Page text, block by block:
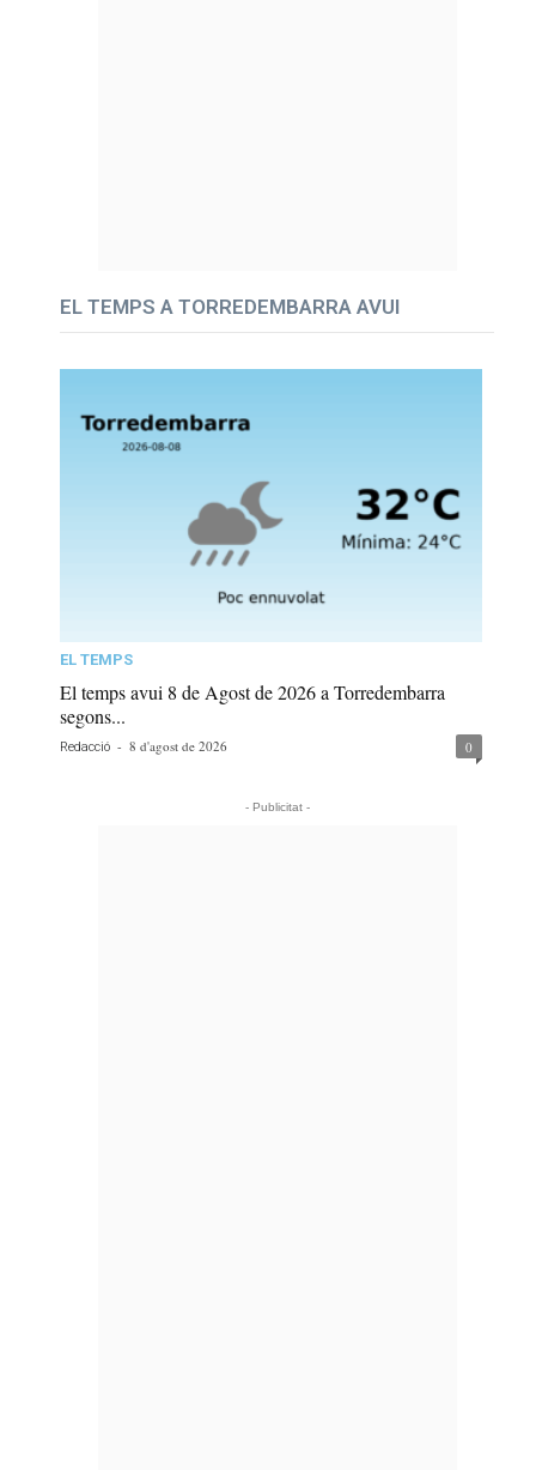
EL TEMPS A TORREDEMBARRA AVUI
EL TEMPS
El temps avui 8 de Agost de 2026 a Torredembarra
segons...
Redacció - 8 d'agost de 2026 0
- Publicitat -